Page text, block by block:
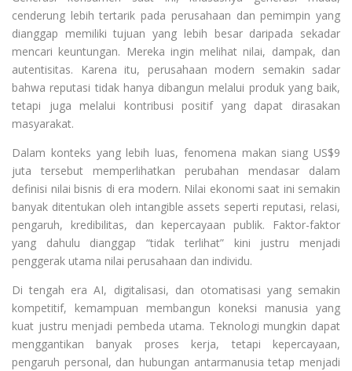
cenderung lebih tertarik pada perusahaan dan pemimpin yang
dianggap memiliki tujuan yang lebih besar daripada sekadar
mencari keuntungan. Mereka ingin melihat nilai, dampak, dan
autentisitas. Karena itu, perusahaan modern semakin sadar
bahwa reputasi tidak hanya dibangun melalui produk yang baik,
tetapi juga melalui kontribusi positif yang dapat dirasakan
masyarakat.
Dalam konteks yang lebih luas, fenomena makan siang US$9
juta tersebut memperlihatkan perubahan mendasar dalam
definisi nilai bisnis di era modern. Nilai ekonomi saat ini semakin
banyak ditentukan oleh intangible assets seperti reputasi, relasi,
pengaruh, kredibilitas, dan kepercayaan publik. Faktor-faktor
yang dahulu dianggap “tidak terlihat” kini justru menjadi
penggerak utama nilai perusahaan dan individu.
Di tengah era AI, digitalisasi, dan otomatisasi yang semakin
kompetitif, kemampuan membangun koneksi manusia yang
kuat justru menjadi pembeda utama. Teknologi mungkin dapat
menggantikan banyak proses kerja, tetapi kepercayaan,
pengaruh personal, dan hubungan antarmanusia tetap menjadi